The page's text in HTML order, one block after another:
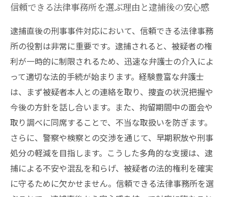
信頼できる法律事務所を選ぶ理由と逮捕後の安心感
逮捕直後の刑事事件対応において、信頼できる法律事務
所の役割は非常に重要です。逮捕されると、被疑者の権
利が一時的に制限されるため、迅速な弁護士の介入によ
って適切な法的手続が始まります。経験豊富な弁護士
は、まず被疑者本人との連絡を取り、捜査の状況把握や
今後の方針を話し合います。また、拘留期間中の面会や
取り調べに同席することで、不当な取扱いを防ぎます。
さらに、警察や検察との交渉を通じて、早期釈放や刑事
処分の軽減を目指します。こうした多角的な支援は、逮
捕による不安や混乱を和らげ、被疑者の法的権利を確実
に守るために欠かせません。信頼できる法律事務所を選